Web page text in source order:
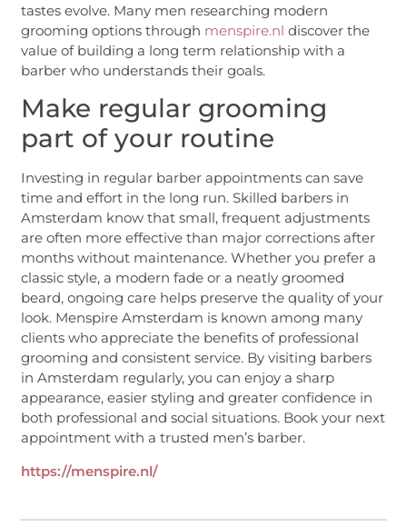
tastes evolve. Many men researching modern
grooming options through menspire.nl discover the
value of building a long term relationship with a
barber who understands their goals.
Make regular grooming
part of your routine
Investing in regular barber appointments can save
time and effort in the long run. Skilled barbers in
Amsterdam know that small, frequent adjustments
are often more effective than major corrections after
months without maintenance. Whether you prefer a
classic style, a modern fade or a neatly groomed
beard, ongoing care helps preserve the quality of your
look. Menspire Amsterdam is known among many
clients who appreciate the benefits of professional
grooming and consistent service. By visiting barbers
in Amsterdam regularly, you can enjoy a sharp
appearance, easier styling and greater confidence in
both professional and social situations. Book your next
appointment with a trusted men’s barber.
https://menspire.nl/